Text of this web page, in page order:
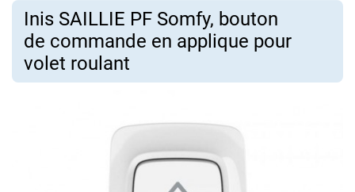
Inis SAILLIE PF Somfy, bouton
de commande en applique pour
volet roulant